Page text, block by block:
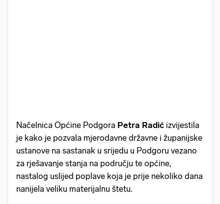
Načelnica Općine Podgora Petra Radić izvijestila
je kako je pozvala mjerodavne državne i županijske
ustanove na sastanak u srijedu u Podgoru vezano
za rješavanje stanja na području te općine,
nastalog uslijed poplave koja je prije nekoliko dana
nanijela veliku materijalnu štetu.